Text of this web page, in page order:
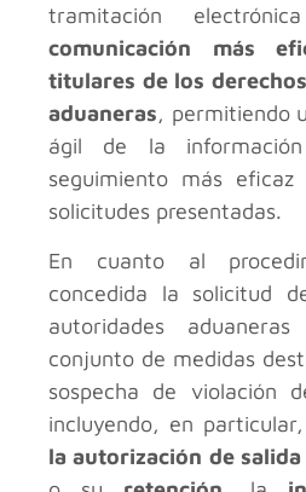
tramitación
comunicación más
titulares de los
aduaneras, permitiendo
ágil de la
seguimiento más
solicitudes presentadas.
En cuanto al
concedida la solicitud
autoridades
conjunto de medidas
sospecha de violación
incluyendo, en
la autorización de